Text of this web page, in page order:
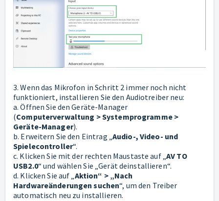
3. Wenn das Mikrofon in Schritt 2 immer noch nicht
funktioniert, installieren Sie den Audiotreiber neu:
a. Öffnen Sie den Geräte-Manager
(Computerverwaltung > Systemprogramme >
Geräte-Manager).
b. Erweitern Sie den Eintrag „Audio-, Video- und
Spielecontroller“.
c. Klicken Sie mit der rechten Maustaste auf „AV TO
USB2.0“ und wählen Sie „Gerät deinstallieren“.
d. Klicken Sie auf „Aktion“ > „Nach
Hardwareänderungen suchen“, um den Treiber
automatisch neu zu installieren.